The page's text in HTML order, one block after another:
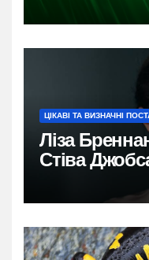
ЦІКАВІ ТА ВИЗНАЧНІ
Ліза
Стіва
власний